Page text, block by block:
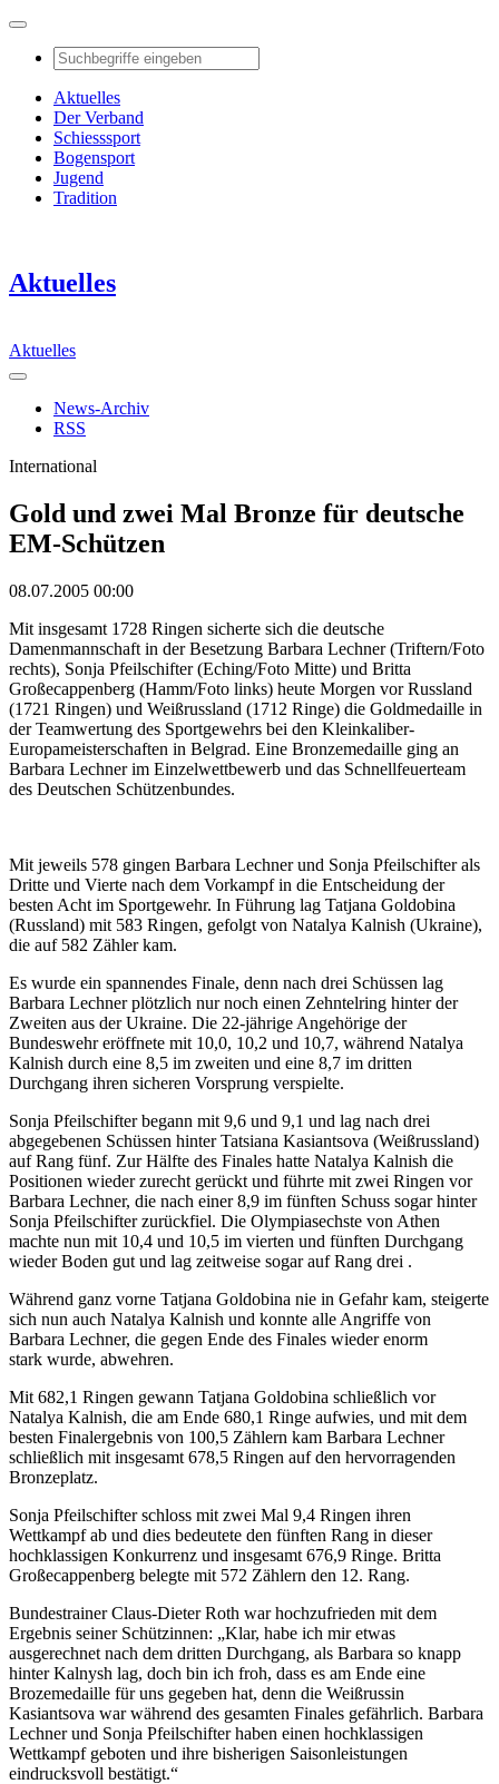
Aktuelles
Der Verband
Schiesssport
Bogensport
Jugend
Tradition
Aktuelles
Aktuelles
News-Archiv
RSS
International
Gold und zwei Mal Bronze für deutsche
EM-Schützen
08.07.2005 00:00
Mit insgesamt 1728 Ringen sicherte sich die deutsche
Damenmannschaft in der Besetzung Barbara Lechner (Triftern/Foto
rechts), Sonja Pfeilschifter (Eching/Foto Mitte) und Britta
Großecappenberg (Hamm/Foto links) heute Morgen vor Russland
(1721 Ringen) und Weißrussland (1712 Ringe) die Goldmedaille in
der Teamwertung des Sportgewehrs bei den Kleinkaliber-
Europameisterschaften in Belgrad. Eine Bronzemedaille ging an
Barbara Lechner im Einzelwettbewerb und das Schnellfeuerteam
des Deutschen Schützenbundes.
Mit jeweils 578 gingen Barbara Lechner und Sonja Pfeilschifter als
Dritte und Vierte nach dem Vorkampf in die Entscheidung der
besten Acht im Sportgewehr. In Führung lag Tatjana Goldobina
(Russland) mit 583 Ringen, gefolgt von Natalya Kalnish (Ukraine),
die auf 582 Zähler kam.
Es wurde ein spannendes Finale, denn nach drei Schüssen lag
Barbara Lechner plötzlich nur noch einen Zehntelring hinter der
Zweiten aus der Ukraine. Die 22-jährige Angehörige der
Bundeswehr eröffnete mit 10,0, 10,2 und 10,7, während Natalya
Kalnish durch eine 8,5 im zweiten und eine 8,7 im dritten
Durchgang ihren sicheren Vorsprung verspielte.
Sonja Pfeilschifter begann mit 9,6 und 9,1 und lag nach drei
abgegebenen Schüssen hinter Tatsiana Kasiantsova (Weißrussland)
auf Rang fünf. Zur Hälfte des Finales hatte Natalya Kalnish die
Positionen wieder zurecht gerückt und führte mit zwei Ringen vor
Barbara Lechner, die nach einer 8,9 im fünften Schuss sogar hinter
Sonja Pfeilschifter zurückfiel. Die Olympiasechste von Athen
machte nun mit 10,4 und 10,5 im vierten und fünften Durchgang
wieder Boden gut und lag zeitweise sogar auf Rang drei .
Während ganz vorne Tatjana Goldobina nie in Gefahr kam, steigerte
sich nun auch Natalya Kalnish und konnte alle Angriffe von
Barbara Lechner, die gegen Ende des Finales wieder enorm
stark wurde, abwehren.
Mit 682,1 Ringen gewann Tatjana Goldobina schließlich vor
Natalya Kalnish, die am Ende 680,1 Ringe aufwies, und mit dem
besten Finalergebnis von 100,5 Zählern kam Barbara Lechner
schließlich mit insgesamt 678,5 Ringen auf den hervorragenden
Bronzeplatz.
Sonja Pfeilschifter schloss mit zwei Mal 9,4 Ringen ihren
Wettkampf ab und dies bedeutete den fünften Rang in dieser
hochklassigen Konkurrenz und insgesamt 676,9 Ringe. Britta
Großecappenberg belegte mit 572 Zählern den 12. Rang.
Bundestrainer Claus-Dieter Roth war hochzufrieden mit dem
Ergebnis seiner Schützinnen: „Klar, habe ich mir etwas
ausgerechnet nach dem dritten Durchgang, als Barbara so knapp
hinter Kalnysh lag, doch bin ich froh, dass es am Ende eine
Brozemedaille für uns gegeben hat, denn die Weißrussin
Kasiantsova war während des gesamten Finales gefährlich. Barbara
Lechner und Sonja Pfeilschifter haben einen hochklassigen
Wettkampf geboten und ihre bisherigen Saisonleistungen
eindrucksvoll bestätigt.“